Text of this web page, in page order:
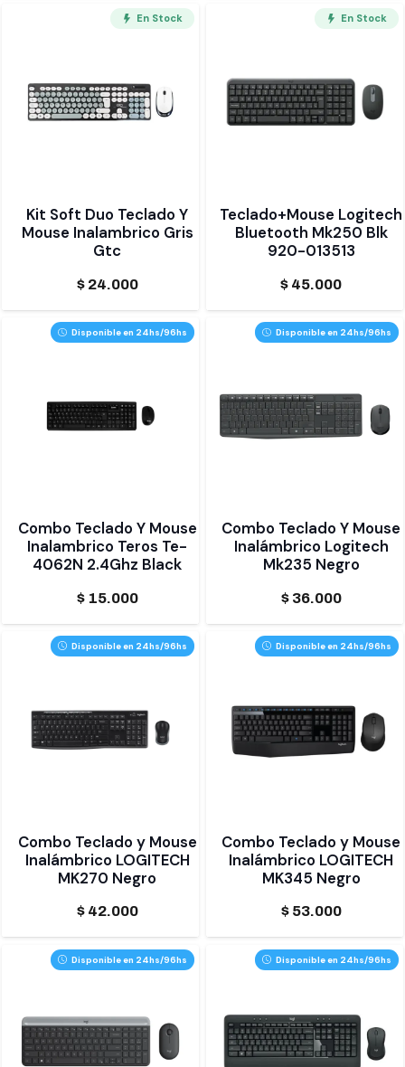
En Stock
Kit Soft Duo Teclado Y
Mouse Inalambrico Gris
Gtc
$24.000
En Stock
Teclado+Mouse Logitech
Bluetooth Mk250 Blk
920-013513
$ 45.000
Disponible en 24hs/96hs
Combo Teclado Y Mouse
Inalambrico Teros Te-
4062N 2.4Ghz Black
$15.000
Disponible en 24hs/96hs
Combo Teclado Y Mouse
Inalámbrico Logitech
Mk235 Negro
$36.000
Disponible en 24hs/96hs
Combo Teclado y Mouse
Inalámbrico LOGITECH
MK270 Negro
$42.000
Disponible en 24hs/96hs
Combo Teclado y Mouse
Inalámbrico LOGITECH
MK345 Negro
$53.000
Disponible en 24hs/96hs Disponible en 24hs/96hs